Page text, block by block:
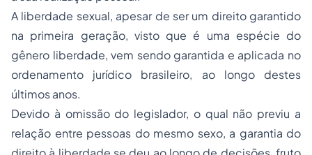
A liberdade sexual, apesar de ser um direito garantido
na primeira geração, visto que é uma espécie do
gênero liberdade, vem sendo garantida e aplicada no
ordenamento jurídico brasileiro, ao longo destes
últimos anos.
Devido à omissão do legislador, o qual não previu a
relação entre pessoas do mesmo sexo, a garantia do